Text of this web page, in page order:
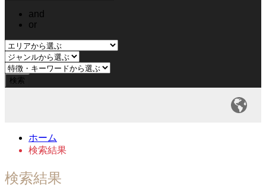
and
or
ホーム
検索結果
検索結果